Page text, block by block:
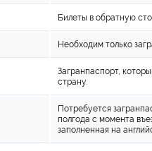
Билеты в обратную
Необходим только
Загранпаспорт,
страну.
Потребуется
полгода с момента
заполненная на